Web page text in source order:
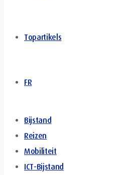
Topartikels
FR
Bijstand
Reizen
Mobiliteit
ICT-Bijstand